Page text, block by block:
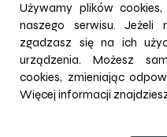
Zwycięstwa: 14
Remisy: 2
Porażki: 4
Gole strzelone: 67
Gole stracone: 25
Używamy plików
naszego serwisu.
zgadzasz się na ich
urządzenia. Możesz
cookies, zmieniając
Więcej informacji